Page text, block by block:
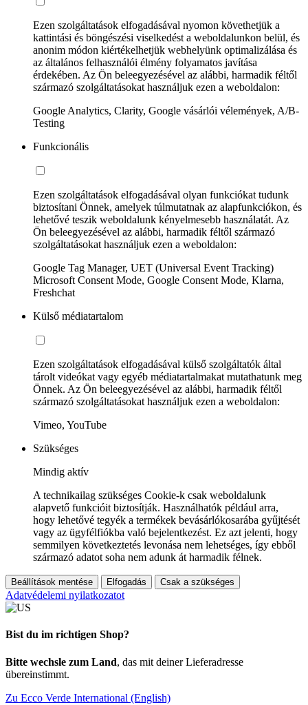
Ezen szolgáltatások elfogadásával nyomon követhetjük a
kattintási és böngészési viselkedést a weboldalunkon belül, és
anonim módon kiértékelhetjük webhelyünk optimalizálása és
az általános felhasználói élmény folyamatos javítása
érdekében. Az Ön beleegyezésével az alábbi, harmadik féltől
származó szolgáltatásokat használjuk ezen a weboldalon:
Google Analytics, Clarity, Google vásárlói vélemények, A/B-
Testing
Funkcionális
Ezen szolgáltatások elfogadásával olyan funkciókat tudunk
biztosítani Önnek, amelyek túlmutatnak az alapfunkciókon, és
lehetővé teszik weboldalunk kényelmesebb használatát. Az
Ön beleegyezésével az alábbi, harmadik féltől származó
szolgáltatásokat használjuk ezen a weboldalon:
Google Tag Manager, UET (Universal Event Tracking)
Microsoft Consent Mode, Google Consent Mode, Klarna,
Freshchat
Külső médiatartalom
Ezen szolgáltatások elfogadásával külső szolgáltatók által
tárolt videókat vagy egyéb médiatartalmakat mutathatunk meg
Önnek. Az Ön beleegyezésével az alábbi, harmadik féltől
származó szolgáltatásokat használjuk ezen a weboldalon:
Vimeo, YouTube
Szükséges
Mindig aktív
A technikailag szükséges Cookie-k csak weboldalunk
alapvető funkcióit biztosítják. Használhatók például arra,
hogy lehetővé tegyék a termékek bevásárlókosarába gyűjtését
vagy az ügyfélfiókba való bejelentkezést. Ez azt jelenti, hogy
semmilyen következtetés levonása nem lehetséges, így ebből
származó adatot soha nem adunk át harmadik félnek.
Beállítások mentése Elfogadás Csak a szükséges
Adatvédelemi nyilatkozatot
Bist du im richtigen Shop?
Bitte wechsle zum Land, das mit deiner Lieferadresse
übereinstimmt.
Zu Ecco Verde International (English)